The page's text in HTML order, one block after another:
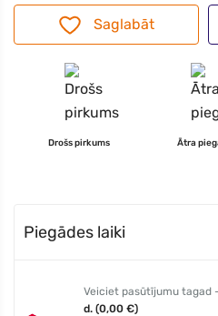
Saglabāt
Drošs pirkums Ātra
Piegādes laiki
Veiciet pasūtījumu tagad -
d. (0,00 €)